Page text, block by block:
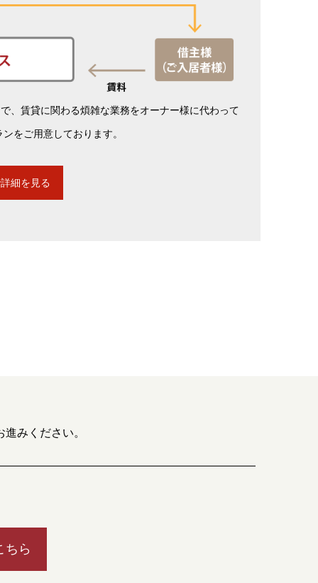
、賃貸に関わる煩雑な業務をオーナー様に代わって
をご用意しております。
細を見る
みください。
ちら